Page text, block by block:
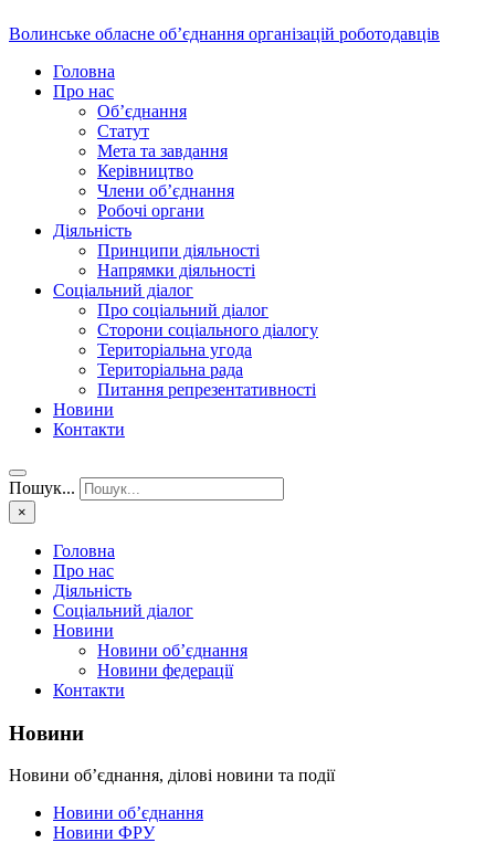
Волинське обласне об’єднання організацій роботодавців
Головна
Про нас
Об’єднання
Статут
Мета та завдання
Керівництво
Члени об’єднання
Робочі органи
Діяльність
Принципи діяльності
Напрямки діяльності
Соціальний діалог
Про соціальний діалог
Сторони соціального діалогу
Територіальна угода
Територіальна рада
Питання репрезентативності
Новини
Контакти
Пошук...
×
Головна
Про нас
Діяльність
Соціальний діалог
Новини
Новини об’єднання
Новини федерації
Контакти
Новини
Новини об’єднання, ділові новини та події
Новини об’єднання
Новини ФРУ